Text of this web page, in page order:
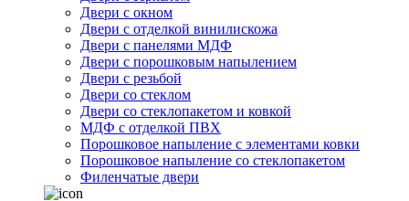
Двери с окном
Двери с отделкой винилискожа
Двери с панелями МДФ
Двери с порошковым напылением
Двери с резьбой
Двери со стеклом
Двери со стеклопакетом и ковкой
МДФ с отделкой ПВХ
Порошковое напыление с элементами ковки
Порошковое напыление со стеклопакетом
Филенчатые двери